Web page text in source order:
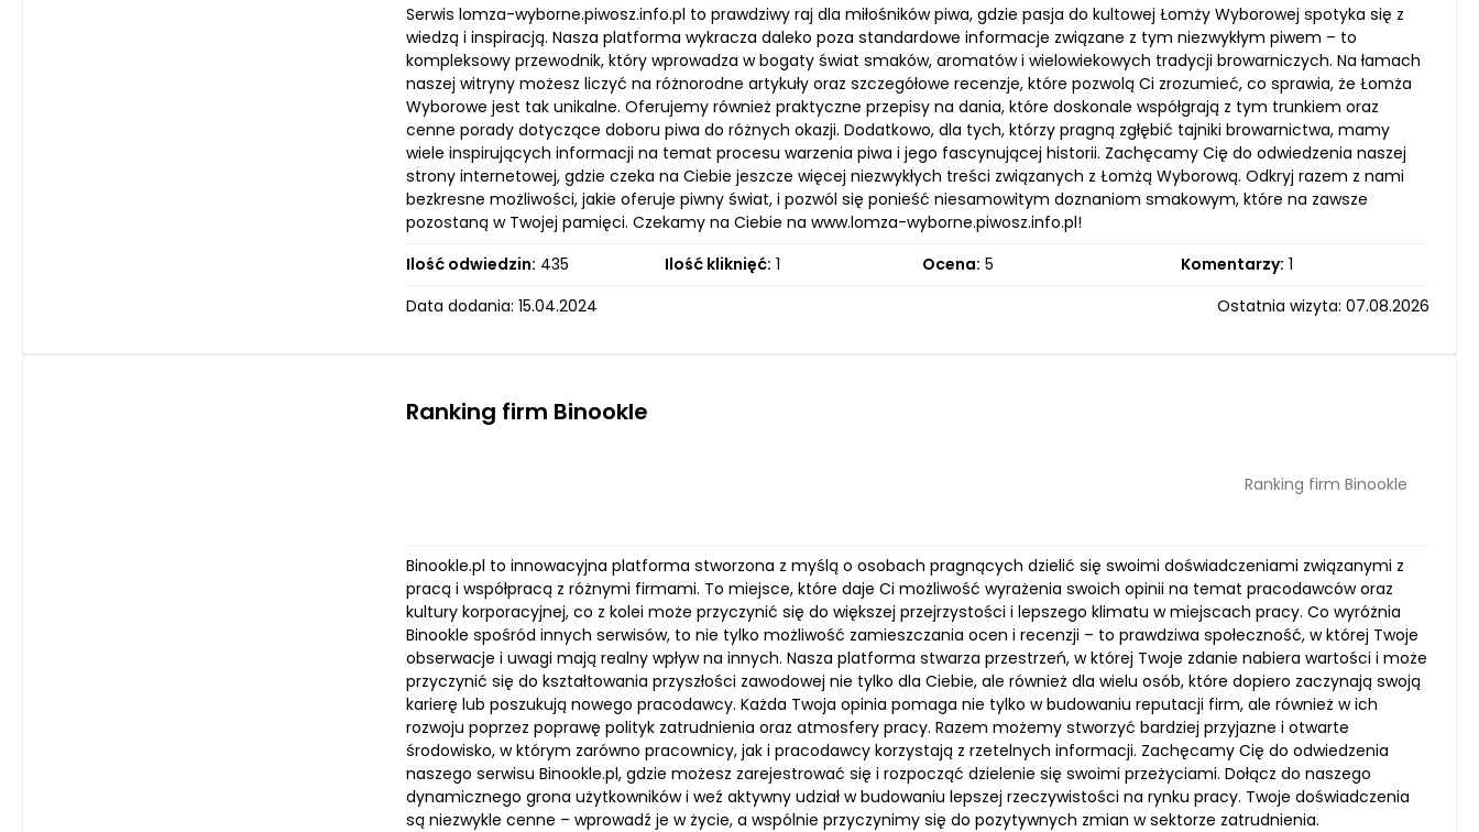
Serwis lomza-wyborne.piwosz.info.pl to prawdziwy raj dla miłośników piwa, gdzie pasja do kultowej Łomży Wyborowej spotyka się z
wiedzą i inspiracją. Nasza platforma wykracza daleko poza standardowe informacje związane z tym niezwykłym piwem – to
kompleksowy przewodnik, który wprowadza w bogaty świat smaków, aromatów i wielowiekowych tradycji browarniczych. Na łamach
naszej witryny możesz liczyć na różnorodne artykuły oraz szczegółowe recenzje, które pozwolą Ci zrozumieć, co sprawia, że Łomża
Wyborowe jest tak unikalne. Oferujemy również praktyczne przepisy na dania, które doskonale współgrają z tym trunkiem oraz
cenne porady dotyczące doboru piwa do różnych okazji. Dodatkowo, dla tych, którzy pragną zgłębić tajniki browarnictwa, mamy
wiele inspirujących informacji na temat procesu warzenia piwa i jego fascynującej historii. Zachęcamy Cię do odwiedzenia naszej
strony internetowej, gdzie czeka na Ciebie jeszcze więcej niezwykłych treści związanych z Łomżą Wyborową. Odkryj razem z nami
bezkresne możliwości, jakie oferuje piwny świat, i pozwól się ponieść niesamowitym doznaniom smakowym, które na zawsze
pozostaną w Twojej pamięci. Czekamy na Ciebie na www.lomza-wyborne.piwosz.info.pl!
Ilość odwiedzin: 435 Ilość kliknięć: 1 Ocena: 5 Komentarzy: 1
Data dodania: 15.04.2024
Ostatnia wizyta: 07.08.2026
Ranking firm Binookle
Ranking firm Binookle
Binookle.pl to innowacyjna platforma stworzona z myślą o osobach pragnących dzielić się swoimi doświadczeniami związanymi z
pracą i współpracą z różnymi firmami. To miejsce, które daje Ci możliwość wyrażenia swoich opinii na temat pracodawców oraz
kultury korporacyjnej, co z kolei może przyczynić się do większej przejrzystości i lepszego klimatu w miejscach pracy. Co wyróżnia
Binookle spośród innych serwisów, to nie tylko możliwość zamieszczania ocen i recenzji – to prawdziwa społeczność, w której Twoje
obserwacje i uwagi mają realny wpływ na innych. Nasza platforma stwarza przestrzeń, w której Twoje zdanie nabiera wartości i może
przyczynić się do kształtowania przyszłości zawodowej nie tylko dla Ciebie, ale również dla wielu osób, które dopiero zaczynają swoją
karierę lub poszukują nowego pracodawcy. Każda Twoja opinia pomaga nie tylko w budowaniu reputacji firm, ale również w ich
rozwoju poprzez poprawę polityk zatrudnienia oraz atmosfery pracy. Razem możemy stworzyć bardziej przyjazne i otwarte
środowisko, w którym zarówno pracownicy, jak i pracodawcy korzystają z rzetelnych informacji. Zachęcamy Cię do odwiedzenia
naszego serwisu Binookle.pl, gdzie możesz zarejestrować się i rozpocząć dzielenie się swoimi przeżyciami. Dołącz do naszego
dynamicznego grona użytkowników i weź aktywny udział w budowaniu lepszej rzeczywistości na rynku pracy. Twoje doświadczenia
są niezwykle cenne – wprowadź je w życie, a wspólnie przyczynimy się do pozytywnych zmian w sektorze zatrudnienia.